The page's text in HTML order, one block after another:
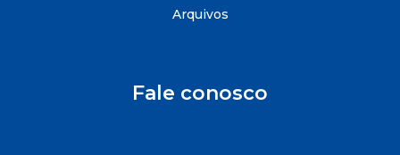
Arquivos
Fale conosco